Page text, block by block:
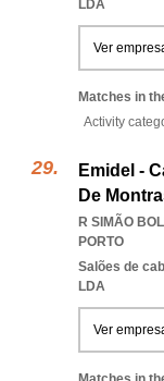
LDA
Ver
Matches in
Activity
Emidel -
De
R SIMÃO
PORTO
Salões de
LDA
Ver